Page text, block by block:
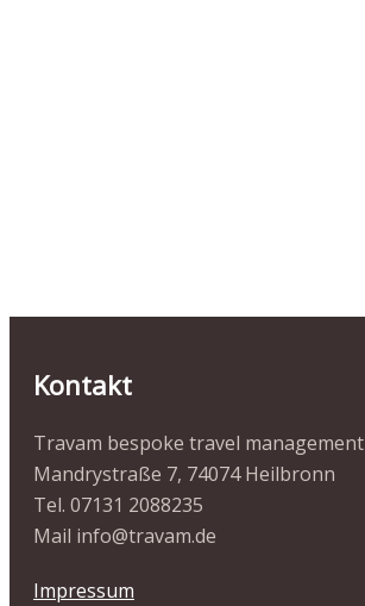
Kontakt
Travam bespoke travel management
Mandrystraße 7, 74074 Heilbronn
Tel. 07131 2088235
Mail info@travam.de
Impressum